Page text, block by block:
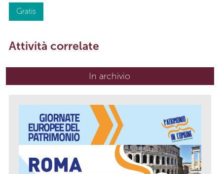
Gratis
Attività correlate
In archivio